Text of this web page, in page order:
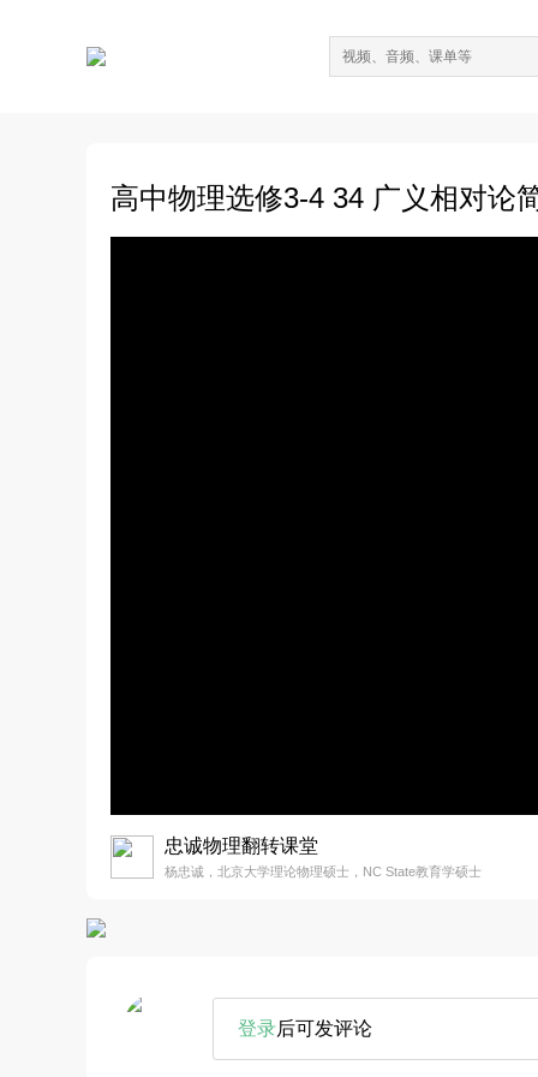
高中物理选修3-4 34 广义相对论
忠诚物理翻转课堂
杨忠诚，北京大学理论物理硕士，NC State教育学硕士
登录后可发评论